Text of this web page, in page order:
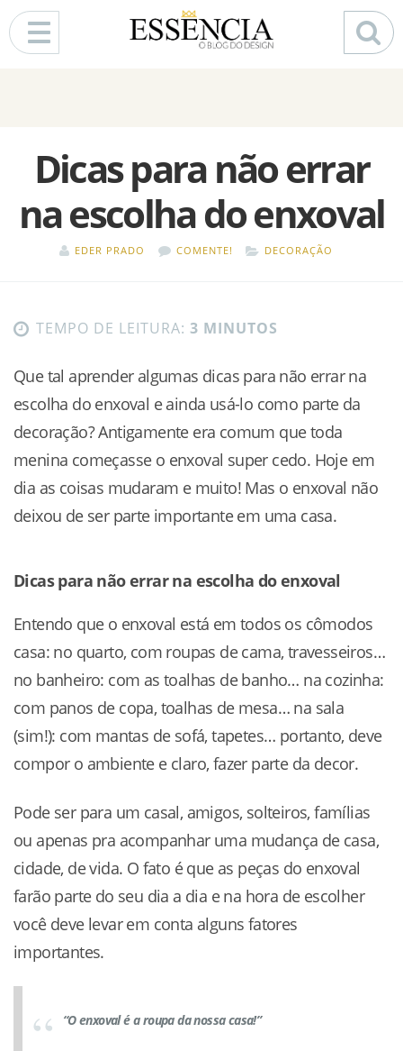
Dicas para não errar
na escolha do enxoval
EDER PRADO COMENTE! DECORAÇÃO
TEMPO DE LEITURA: 3 MINUTOS
Que tal aprender algumas dicas para não errar na
escolha do enxoval e ainda usá-lo como parte da
decoração? Antigamente era comum que toda
menina começasse o enxoval super cedo. Hoje em
dia as coisas mudaram e muito! Mas o enxoval não
deixou de ser parte importante em uma casa.
Dicas para não errar na escolha do enxoval
Entendo que o enxoval está em todos os cômodos
casa: no quarto, com roupas de cama, travesseiros…
no banheiro: com as toalhas de banho… na cozinha:
com panos de copa, toalhas de mesa… na sala
(sim!): com mantas de sofá, tapetes… portanto, deve
compor o ambiente e claro, fazer parte da decor.
Pode ser para um casal, amigos, solteiros, famílias
ou apenas pra acompanhar uma mudança de casa,
cidade, de vida. O fato é que as peças do enxoval
farão parte do seu dia a dia e na hora de escolher
você deve levar em conta alguns fatores
importantes.
“O enxoval é a roupa da nossa casa!”